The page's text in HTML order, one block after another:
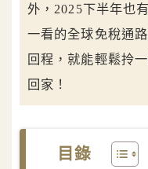
外，2025下半年也
一看的全球免稅通
回程，就能輕鬆拎
回家！
目錄